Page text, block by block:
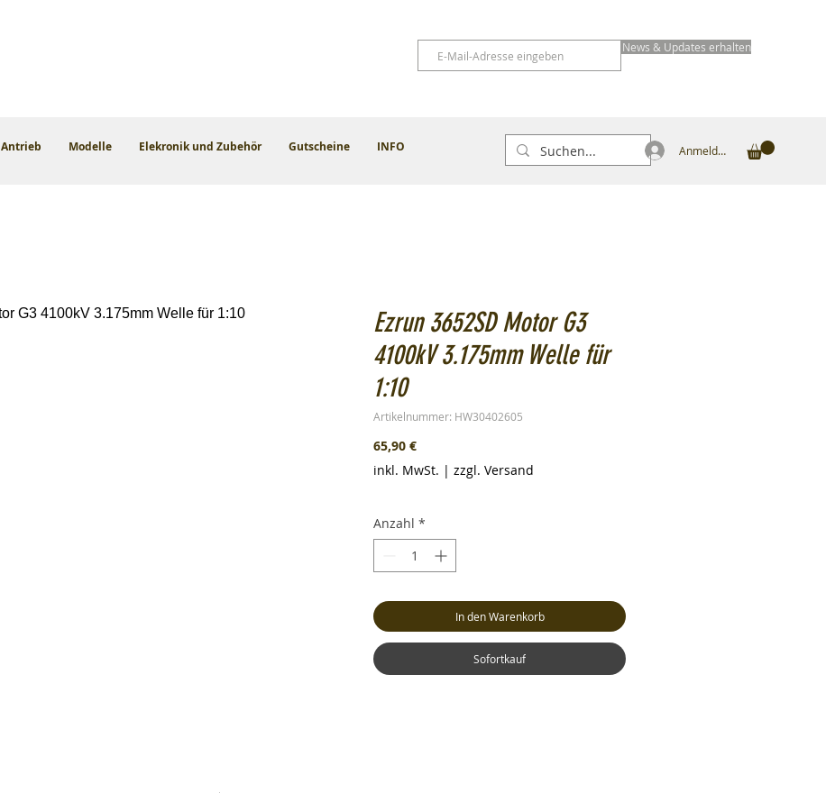
Antrieb Modelle Elekronik und Zubehör Gutscheine INFO
News & Updates erhalten
Anmelden
Ezrun 3652SD Motor G3
4100kV 3.175mm Welle für
1:10
Artikelnummer: HW30402605
65,90 €Preis
inkl. MwSt. | zzgl. Versand
Anzahl *
In den Warenkorb
Sofortkauf